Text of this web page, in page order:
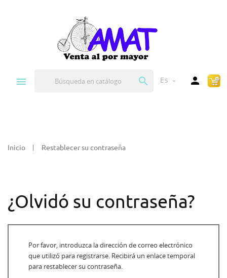
 Es expand_more 
Inicio Restablecer su contraseña
¿Olvidó su contraseña?
Por favor, introduzca la dirección de correo electrónico
que utilizó para registrarse. Recibirá un enlace temporal
para restablecer su contraseña.